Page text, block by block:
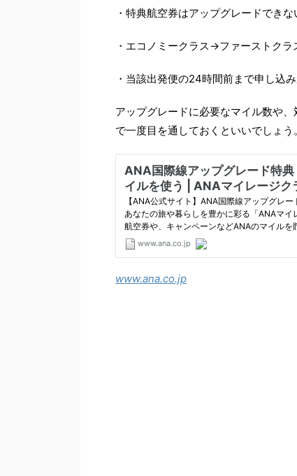
・特典航空券はアップグレードできな
・エコノミークラス→ファーストク
・当該出発便の24時間前まで申し込
アップグレードに必要なマイル数や
で一度目を通しておくといいでしょう。
www.ana.co.jp